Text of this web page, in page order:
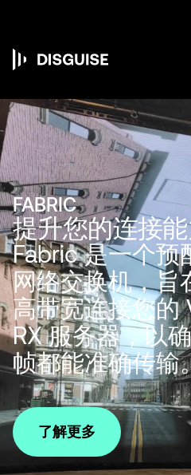
Main
navigation
FABRIC
提升您的连接
Fabric 是一个预
网络交换机，旨
高带宽连接您的
RX 服务器，以
帧都能准确传输
了解更多